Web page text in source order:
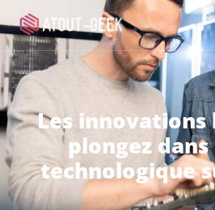
Les innovations
plongez dans
technologique